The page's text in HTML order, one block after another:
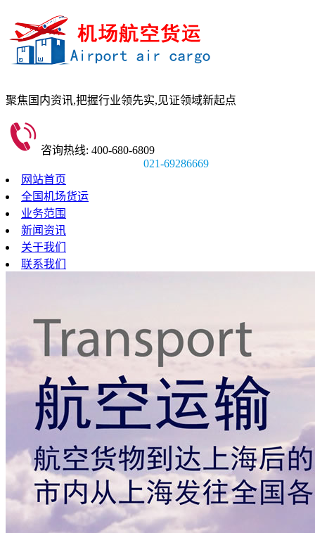
聚焦国内资讯,把握行业领先实,见证领域新起点
咨询热线: 400-680-6809
021-69286669
网站首页
全国机场货运
业务范围
新闻资讯
关于我们
联系我们